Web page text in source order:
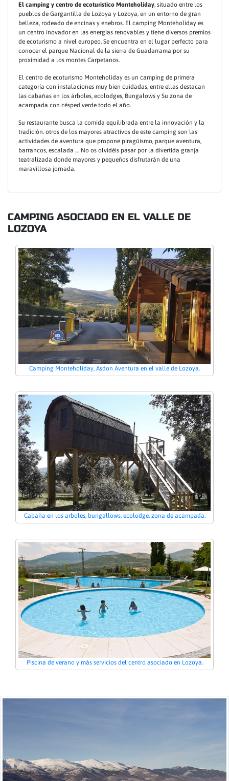
El camping y centro de ecoturistico Monteholiday, situado entre los
pueblos de Gargantilla de Lozoya y Lozoya, en un entorno de gran
belleza, rodeado de encinas y enebros. El camping Monteholiday es
un centro inovador en las energías renovables y tiene diversos premios
de ecoturismo a nivel europeo. Se encuentra en el lugar perfecto para
conocer el parque Nacional de la sierra de Guadarrama por su
proximidad a los montes Carpetanos.
El centro de ecoturismo Monteholiday es un camping de primera
categoría con instalaciones muy bien cuidadas, entre ellas destacan
las cabañas en los árboles, ecolodges, Bungalows y Su zona de
acampada con césped verde todo el año.
Su restaurante busca la comida equilibrada entre la innovación y la
tradición. otros de los mayores atractivos de este camping son las
actividades de aventura que propone piragüismo, parque aventura,
barrancos, escalada .... No os olvidéis pasar por la divertida granja
teatralizada donde mayores y pequeños disfrutarán de una
maravillosa jornada.
CAMPING ASOCIADO EN EL VALLE DE
LOZOYA
Camping Monteholiday, Asdon Aventura en el valle de Lozoya.
Cabaña en los arboles, bungallows, ecolodge, zona de acampada.
Piscina de verano y más servicios del centro asociado en Lozoya.